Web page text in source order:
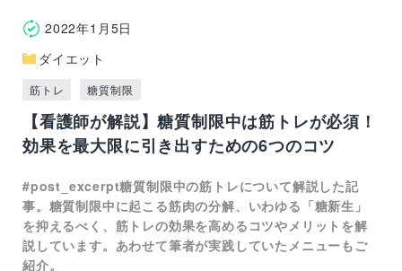
2022年1月5日
ダイエット
筋トレ 糖質制限
【看護師が解説】糖質制限中は筋トレが必須！
効果を最大限に引き出すための6つのコツ
#post_excerpt糖質制限中の筋トレについて解説した記
事。糖質制限中に起こる筋肉の分解、いわゆる「糖新生」
を抑えるべく、筋トレの効果を高めるコツやメリットを解
説しています。あわせて筆者が実践していたメニューもご
紹介。